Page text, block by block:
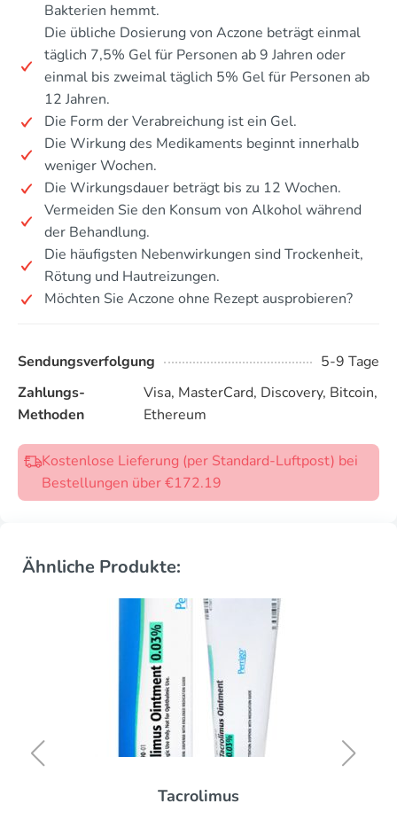
Bakterien hemmt.
Die übliche Dosierung von Aczone beträgt einmal
täglich 7,5% Gel für Personen ab 9 Jahren oder
einmal bis zweimal täglich 5% Gel für Personen ab
12 Jahren.
Die Form der Verabreichung ist ein Gel.
Die Wirkung des Medikaments beginnt innerhalb
weniger Wochen.
Die Wirkungsdauer beträgt bis zu 12 Wochen.
Vermeiden Sie den Konsum von Alkohol während
der Behandlung.
Die häufigsten Nebenwirkungen sind Trockenheit,
Rötung und Hautreizungen.
Möchten Sie Aczone ohne Rezept ausprobieren?
Sendungsverfolgung
5-9 Tage
Zahlungs-
Methoden
Visa, MasterCard, Discovery, Bitcoin,
Ethereum
Kostenlose Lieferung (per Standard-Luftpost) bei
Bestellungen über €172.19
Ähnliche Produkte:
Tacrolimus